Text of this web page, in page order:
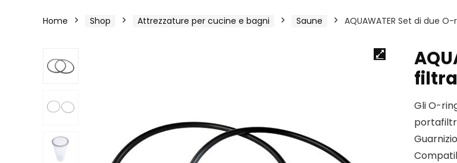
Home Shop Attrezzature per cucine e bagni Saune AQUAWATER Set di due
Gli O-